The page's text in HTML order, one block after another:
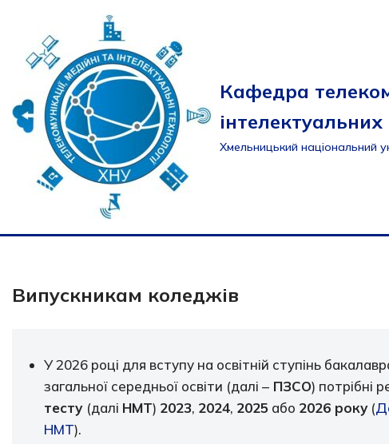
Перейти
до
вмісту
Кафедра
інтелектуальних
Хмельницький національний
Випускникам коледжів
У 2026 році для вступу на освітній ступінь
загальної середньої освіти (далі – ПЗСО) потрібні
тесту (далі НМТ) 2023, 2024, 2025 або 2026 року(
НМТ).